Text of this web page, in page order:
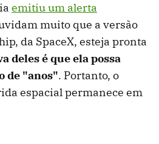
emitiu um alerta
muito que a versão
da SpaceX, esteja pronta
deles é que ela possa
de "anos". Portanto, o
espacial permanece em